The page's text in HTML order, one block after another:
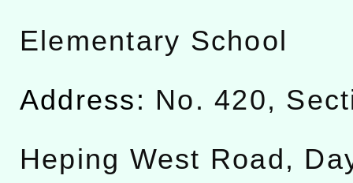
Elementary School
Address: No. 420,
Heping West Road,